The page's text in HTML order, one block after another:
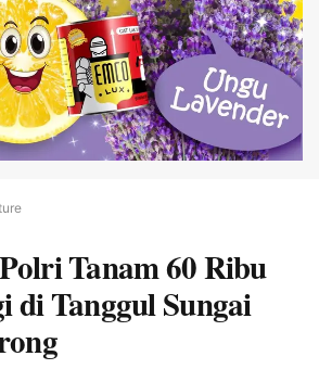
Tanam 60 Ribu
di Tanggul Sungai